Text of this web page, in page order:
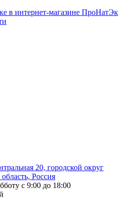
в интернет-магазине ПроНатЭк
20, городской округ
Россия
с 9:00 до 18:00